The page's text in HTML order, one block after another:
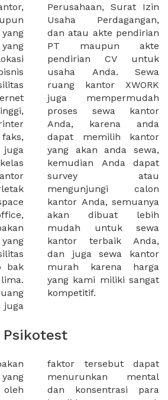
bak
juga
Izin
kompetitif.
Psikotest